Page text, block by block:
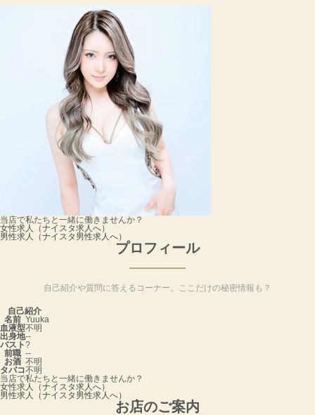
当店で私たちと一緒に働きませんか？
女性求人
（ナイスタ求人へ）
男性求人
（ナイスタ男性求人へ）
プロフィール
自己紹介や質問に答えるコーナー。ここだけの秘密情報も？
自己紹介
名前 Yuuka
血液型不明
出身地--
バスト?
前職 --
お酒 不明
タバコ不明
当店で私たちと一緒に働きませんか？
女性求人
（ナイスタ求人へ）
男性求人
（ナイスタ男性求人へ）
お店のご案内